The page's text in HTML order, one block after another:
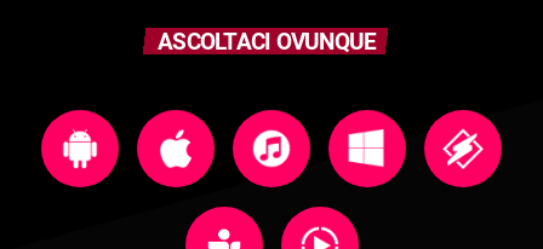
ASCOLTACI OVUNQUE